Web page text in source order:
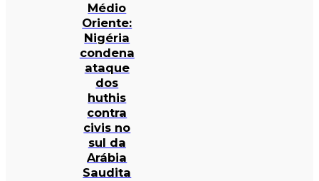
Médio
Oriente:
Nigéria
condena
ataque
dos
huthis
contra
civis no
sul da
Arábia
Saudita